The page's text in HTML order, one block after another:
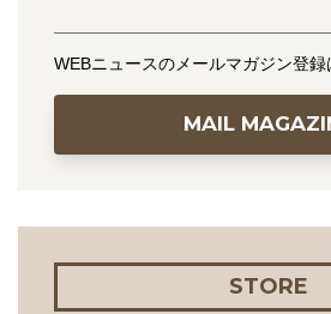
WEBニュースのメールマガジン登録
MAIL
STORE